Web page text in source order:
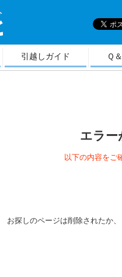
引越しガイド Ｑ
エラー
以下の内容をご
お探しのページは削除されたか